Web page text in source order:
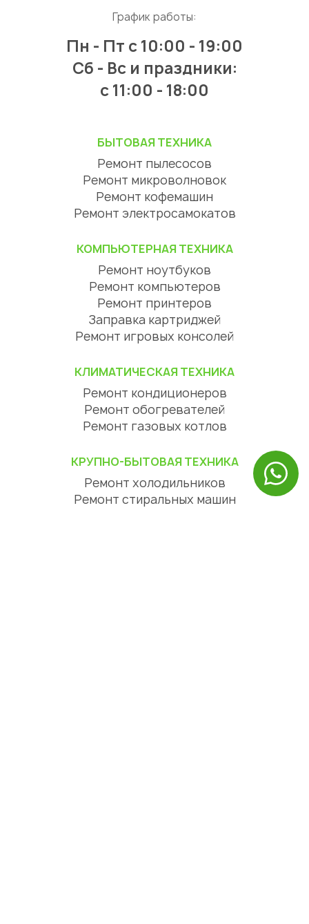
График работы:
Пн - Пт с 10:00 - 19:00
Сб - Вс и праздники:
c 11:00 - 18:00
БЫТОВАЯ ТЕХНИКА
Ремонт пылесосов
Ремонт микроволновок
Ремонт кофемашин
Ремонт электросамокатов
КОМПЬЮТЕРНАЯ ТЕХНИКА
Ремонт ноутбуков
Ремонт компьютеров
Ремонт принтеров
Заправка картриджей
Ремонт игровых консолей
КЛИМАТИЧЕСКАЯ ТЕХНИКА
Ремонт кондиционеров
Ремонт обогревателей
Ремонт газовых котлов
КРУПНО-БЫТОВАЯ ТЕХНИКА
Ремонт холодильников
Ремонт стиральных машин